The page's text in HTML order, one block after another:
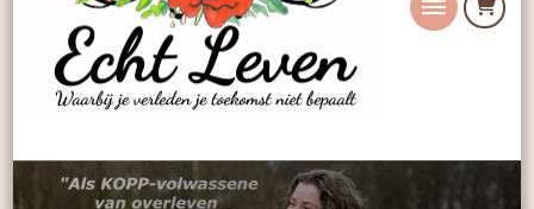
Echt-leven